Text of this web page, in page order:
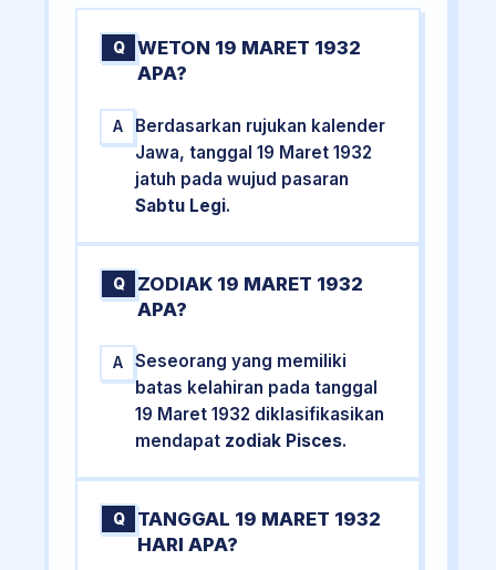
Q
WETON 19 MARET 1932
APA?
A
Berdasarkan rujukan kalender
Jawa, tanggal 19 Maret 1932
jatuh pada wujud pasaran
Sabtu Legi.
Q
ZODIAK 19 MARET 1932
APA?
A
Seseorang yang memiliki
batas kelahiran pada tanggal
19 Maret 1932 diklasifikasikan
mendapat zodiak Pisces.
Q
TANGGAL 19 MARET 1932
HARI APA?